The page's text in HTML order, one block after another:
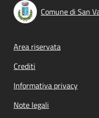
Comune di San
Footer menu
Area riservata
Crediti
Informativa privacy
Note legali